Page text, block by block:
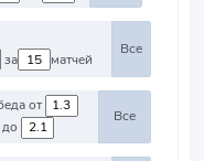
за
матчей
Все
Победа от
до
Все